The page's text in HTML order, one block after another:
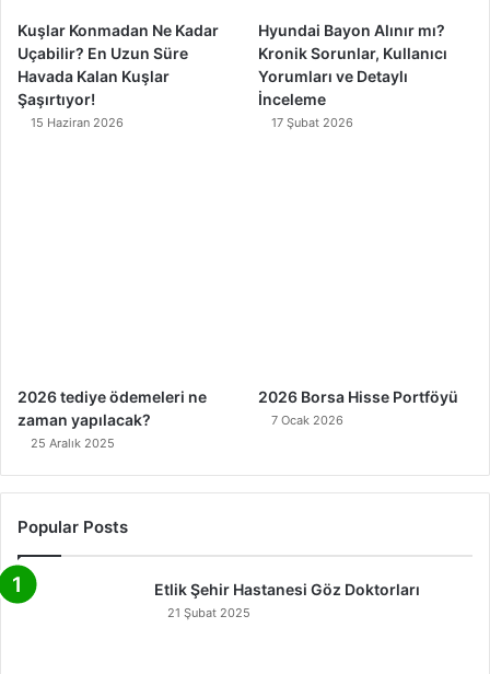
Kuşlar Konmadan Ne Kadar
Uçabilir? En Uzun Süre
Havada Kalan Kuşlar
Şaşırtıyor!
15 Haziran 2026
Hyundai Bayon Alınır mı?
Kronik Sorunlar, Kullanıcı
Yorumları ve Detaylı
İnceleme
17 Şubat 2026
2026 tediye ödemeleri ne
zaman yapılacak?
25 Aralık 2025
2026 Borsa Hisse Portföyü
7 Ocak 2026
Popular Posts
Etlik Şehir Hastanesi Göz Doktorları
21 Şubat 2025